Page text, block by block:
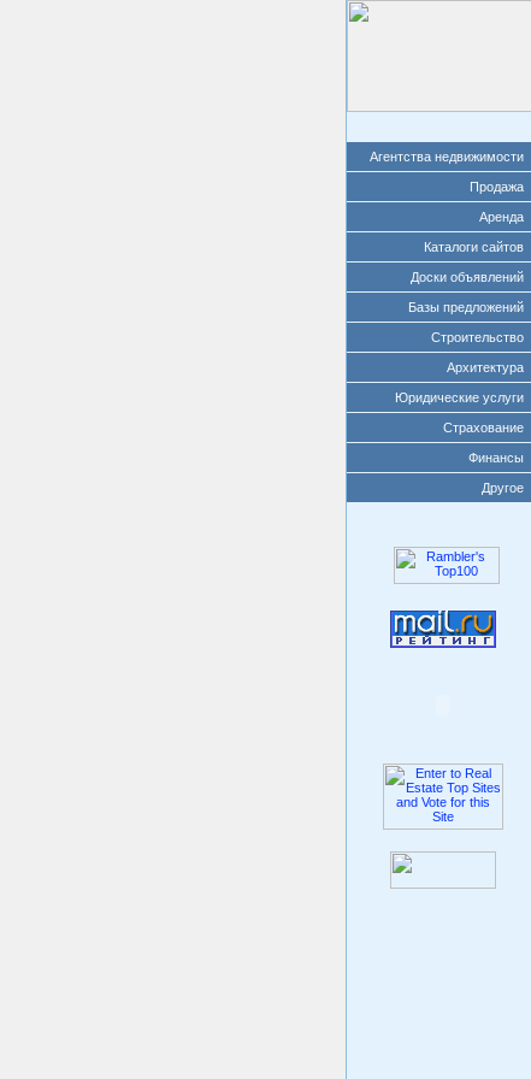
Агентства недвижимости
Продажа
Аренда
Каталоги сайтов
Доски объявлений
Базы предложений
Строительство
Архитектура
Юридические услуги
Страхование
Финансы
Другое